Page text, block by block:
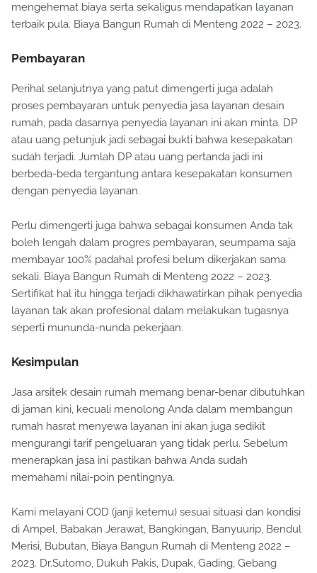
mengehemat biaya serta sekaligus mendapatkan layanan
terbaik pula. Biaya Bangun Rumah di Menteng 2022 – 2023.
Pembayaran
Perihal selanjutnya yang patut dimengerti juga adalah
proses pembayaran untuk penyedia jasa layanan desain
rumah, pada dasarnya penyedia layanan ini akan minta. DP
atau uang petunjuk jadi sebagai bukti bahwa kesepakatan
sudah terjadi. Jumlah DP atau uang pertanda jadi ini
berbeda-beda tergantung antara kesepakatan konsumen
dengan penyedia layanan.
Perlu dimengerti juga bahwa sebagai konsumen Anda tak
boleh lengah dalam progres pembayaran, seumpama saja
membayar 100% padahal profesi belum dikerjakan sama
sekali. Biaya Bangun Rumah di Menteng 2022 – 2023.
Sertifikat hal itu hingga terjadi dikhawatirkan pihak penyedia
layanan tak akan profesional dalam melakukan tugasnya
seperti mununda-nunda pekerjaan.
Kesimpulan
Jasa arsitek desain rumah memang benar-benar dibutuhkan
di jaman kini, kecuali menolong Anda dalam membangun
rumah hasrat menyewa layanan ini akan juga sedikit
mengurangi tarif pengeluaran yang tidak perlu. Sebelum
menerapkan jasa ini pastikan bahwa Anda sudah
memahami nilai-poin pentingnya.
Kami melayani COD (janji ketemu) sesuai situasi dan kondisi
di Ampel, Babakan Jerawat, Bangkingan, Banyuurip, Bendul
Merisi, Bubutan, Biaya Bangun Rumah di Menteng 2022 –
2023. Dr.Sutomo, Dukuh Pakis, Dupak, Gading, Gebang